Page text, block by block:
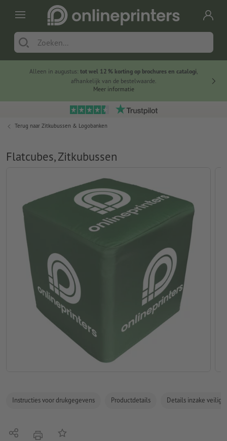
Alleen in augustus: tot wel 12 % korting op brochures en catalogi,
afhankelijk van de bestelwaarde.
Meer informatie
Terug naar Zitkubussen & Logobanken
Flatcubes, Zitkubussen
Instructies voor drukgegevens Productdetails Details inzake
Delen afdrukkenOp de lijst